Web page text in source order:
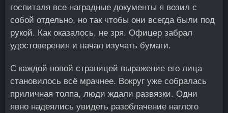
госпиталя все наградные документы я возил с
собой отдельно, но так чтобы они всегда были под
рукой. Как оказалось, не зря. Офицер забрал
удостоверения и начал изучать бумаги.
С каждой новой страницей выражение его лица
становилось всё мрачнее. Вокруг уже собралась
приличная толпа, люди ждали развязки. Одни
явно надеялись увидеть разоблачение наглого